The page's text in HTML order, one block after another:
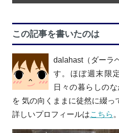
この記事を書いたのは
dalahast（ダーラ
す。ほぼ週末限
日々の暮らしの
を 気の向くままに徒然に綴っ
詳しいプロフィールはこちら 。